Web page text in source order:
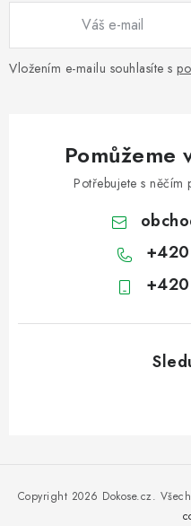
Vložením e-mailu souhlasíte s
Pomůžeme
Potřebujete s něčím
+420
+420
Copyright 2026 Dokose.cz.